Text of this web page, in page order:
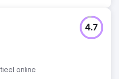
online
4.7